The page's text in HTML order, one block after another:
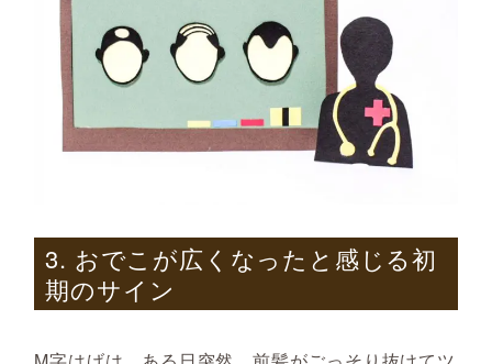
3. おでこが広くなったと感じる初
期のサイン